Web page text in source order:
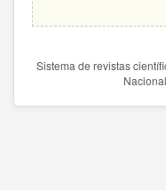
Sistema de revistas